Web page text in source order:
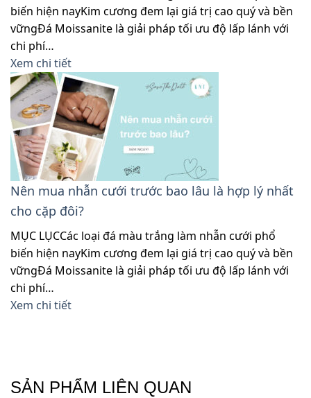
biến hiện nayKim cương đem lại giá trị cao quý và bền
vữngĐá Moissanite là giải pháp tối ưu độ lấp lánh với
chi phí…
Xem chi tiết
Nên mua nhẫn cưới trước bao lâu là hợp lý nhất
cho cặp đôi?
MỤC LỤCCác loại đá màu trắng làm nhẫn cưới phổ
biến hiện nayKim cương đem lại giá trị cao quý và bền
vữngĐá Moissanite là giải pháp tối ưu độ lấp lánh với
chi phí…
Xem chi tiết
SẢN PHẨM LIÊN QUAN